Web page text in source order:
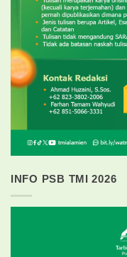
INFO PSB TMI 2026